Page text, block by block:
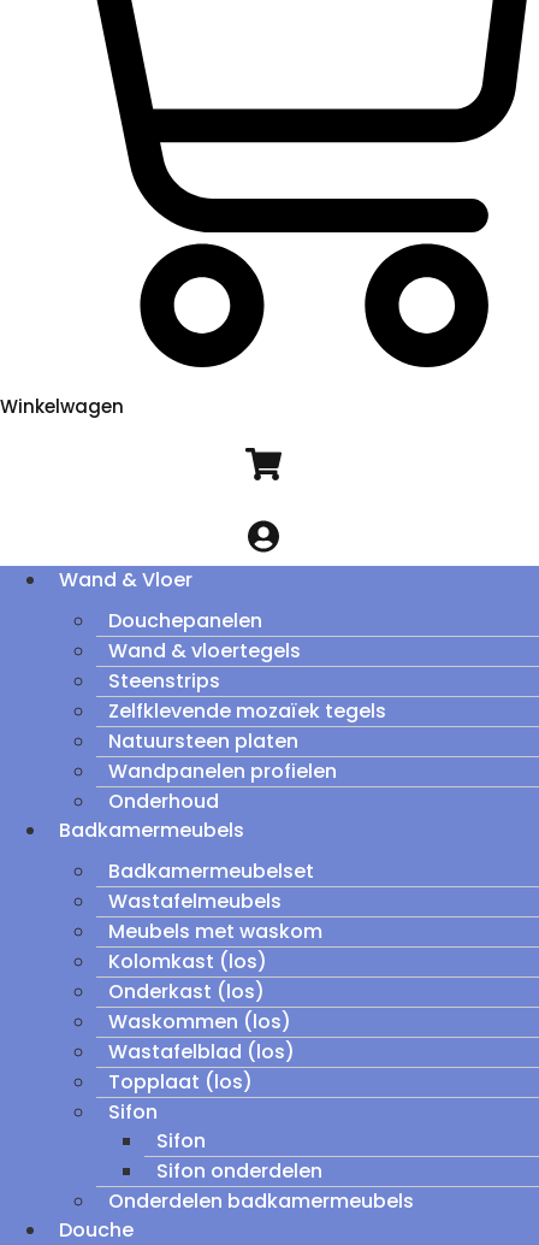
Winkelwagen
Wand & Vloer
Douchepanelen
Wand & vloertegels
Steenstrips
Zelfklevende mozaïek tegels
Natuursteen platen
Wandpanelen profielen
Onderhoud
Badkamermeubels
Badkamermeubelset
Wastafelmeubels
Meubels met waskom
Kolomkast (los)
Onderkast (los)
Waskommen (los)
Wastafelblad (los)
Topplaat (los)
Sifon
Sifon
Sifon onderdelen
Onderdelen badkamermeubels
Douche